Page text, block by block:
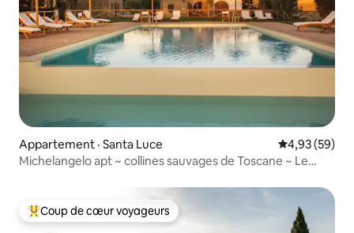
Appartement · Santa Luce Note
4,93 (59)
Michelangelo apt ~ collines sauvages de Toscane ~ Le
Coup de cœur voyageurs parmi les plus aimés
Coup de cœur voyageurs